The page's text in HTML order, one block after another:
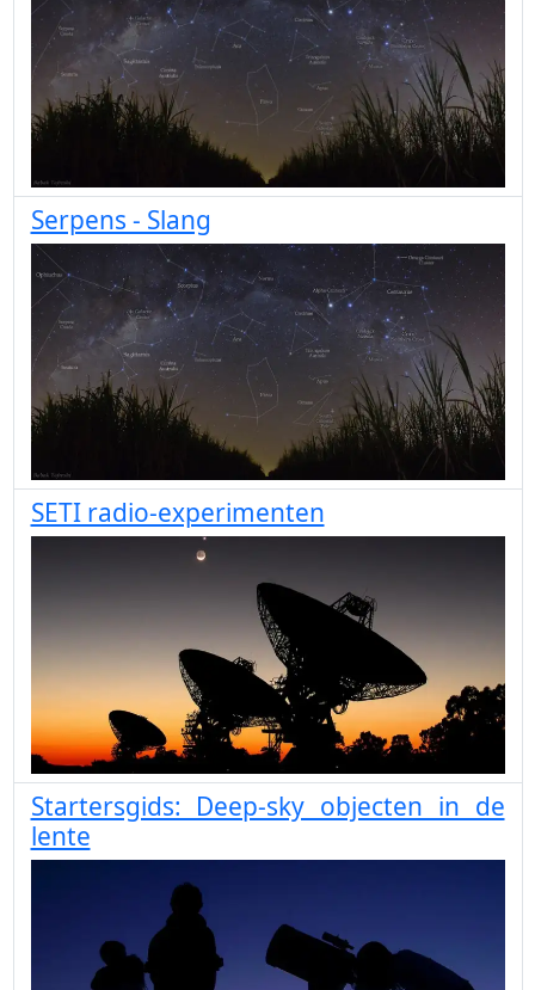
Serpens - Slang
SETI radio-experimenten
Startersgids: Deep-sky objecten in de
lente